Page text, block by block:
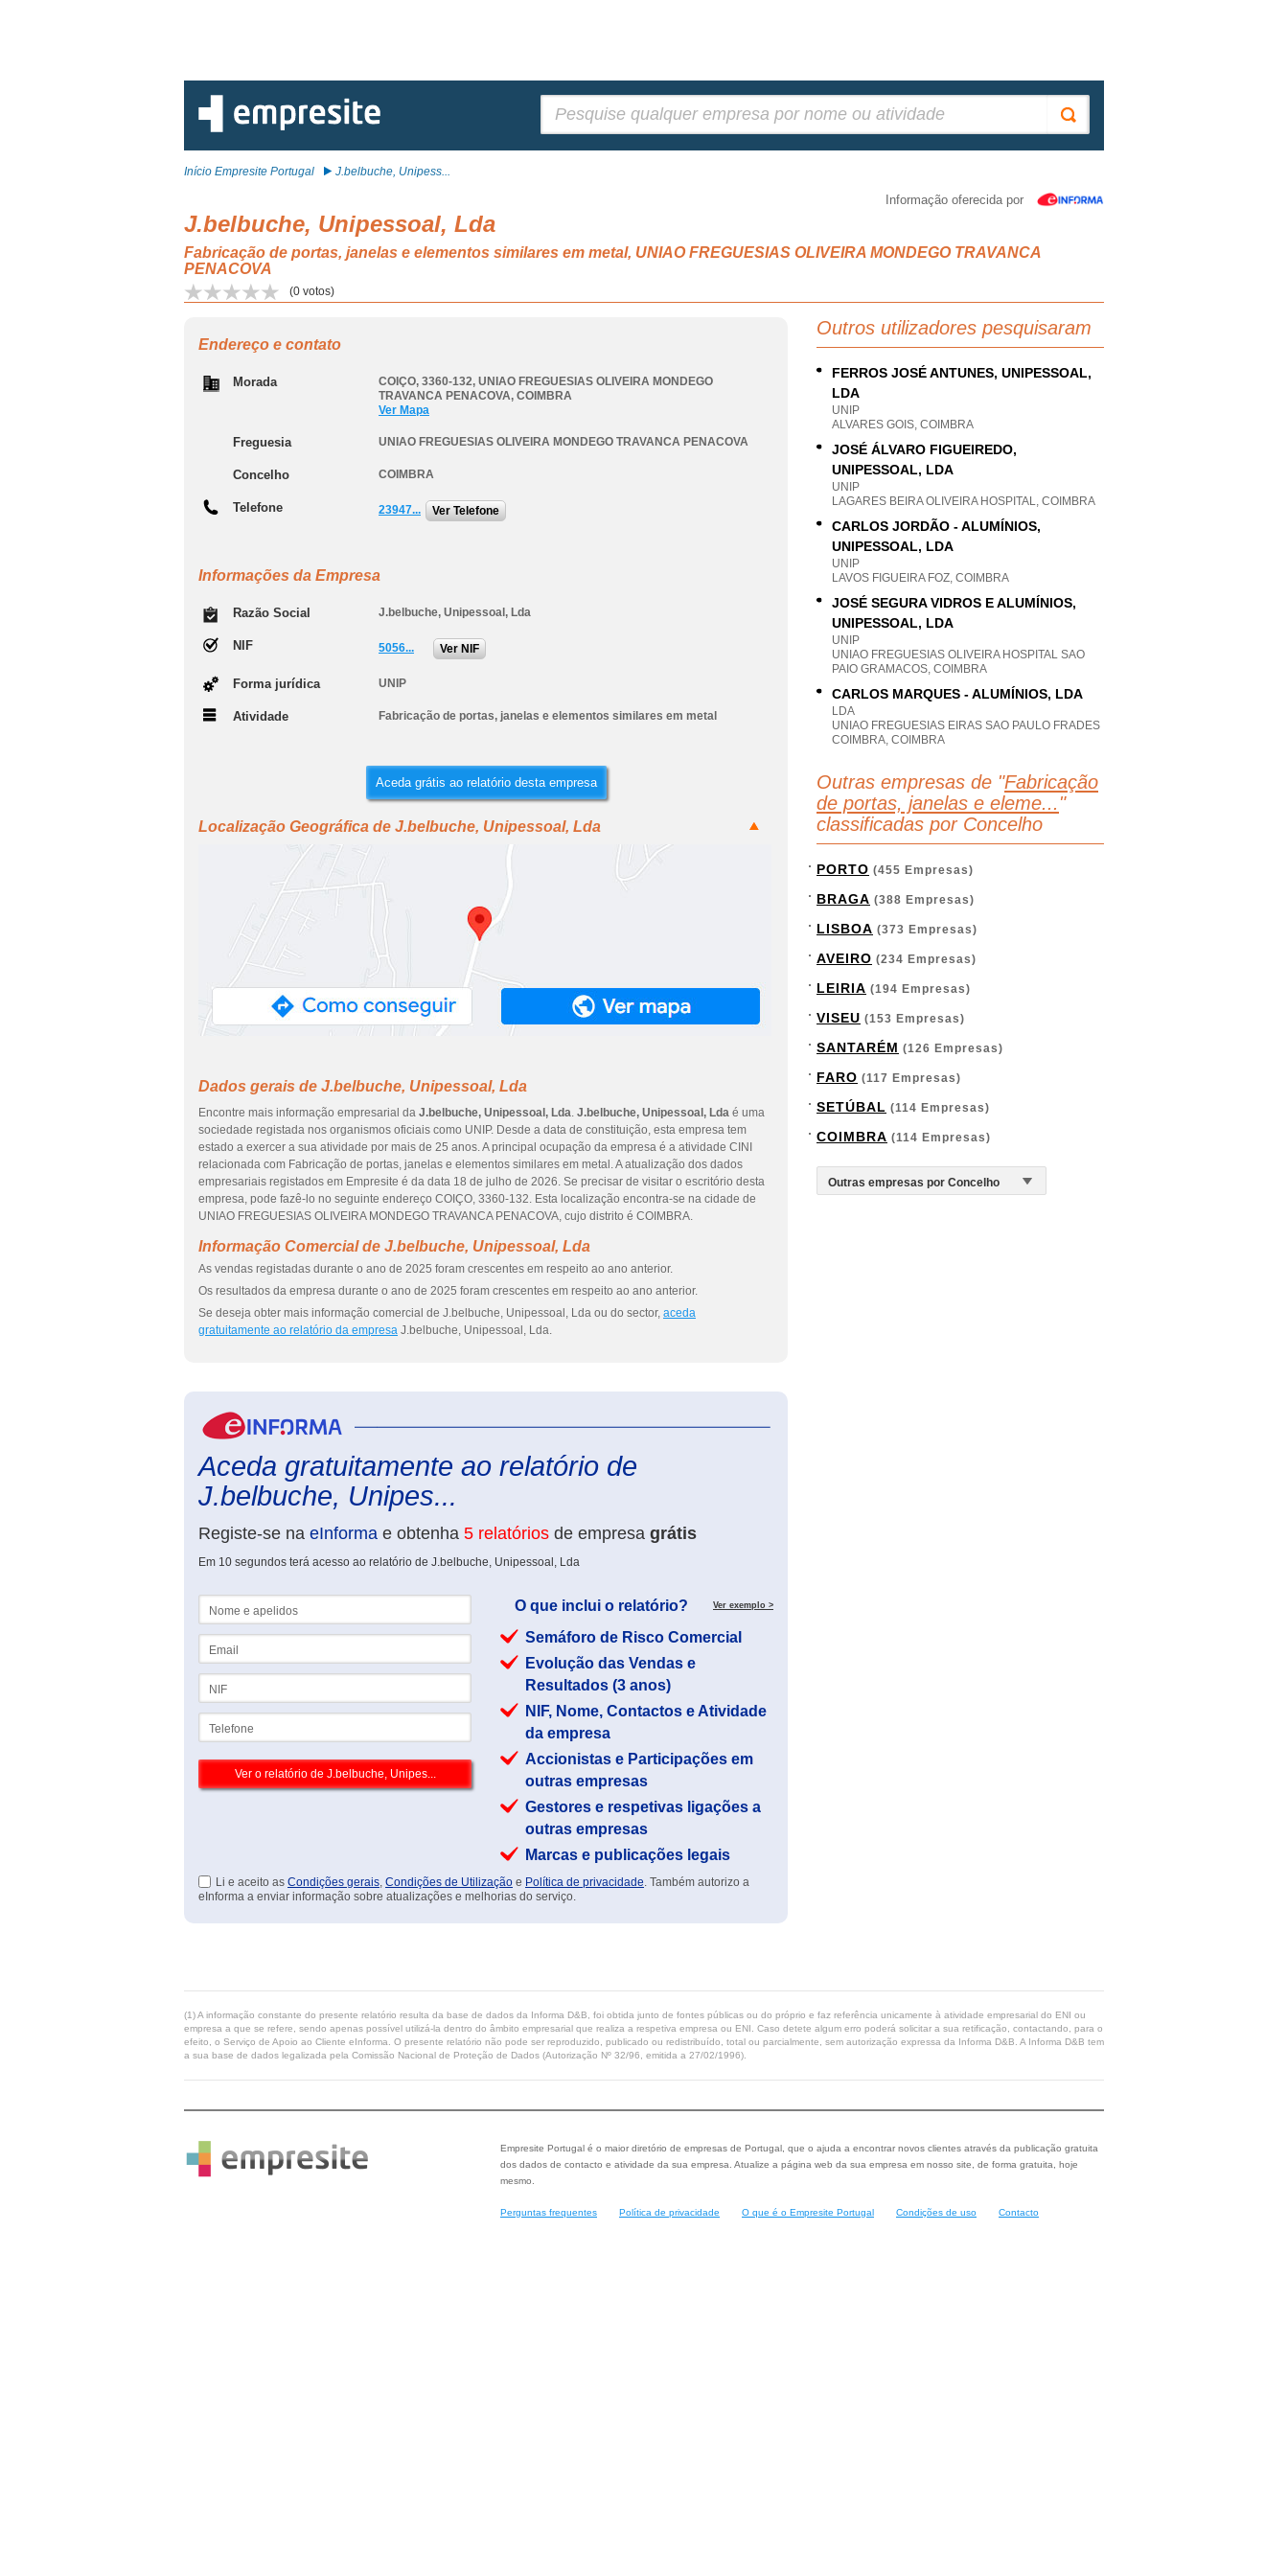
Início Empresite Portugal J.belbuche, Unipess...
Informação oferecida por
J.belbuche, Unipessoal, Lda
Fabricação de portas, janelas e elementos similares em metal, UNIAO FREGUESIAS OLIVEIRA MONDEGO TRAVANCA
PENACOVA
(0 votos)
Endereço e contato
Morada COIÇO, 3360-132, UNIAO FREGUESIAS OLIVEIRA MONDEGO
TRAVANCA PENACOVA, COIMBRA
Ver Mapa
Freguesia UNIAO FREGUESIAS OLIVEIRA MONDEGO TRAVANCA PENACOVA
Concelho COIMBRA
Telefone 23947... Ver Telefone
Informações da Empresa
Razão Social J.belbuche, Unipessoal, Lda
NIF 5056... Ver NIF
Forma jurídica UNIP
Atividade Fabricação de portas, janelas e elementos similares em metal
Aceda grátis ao relatório desta empresa
Localização Geográfica de J.belbuche, Unipessoal, Lda
Dados gerais de J.belbuche, Unipessoal, Lda
Encontre mais informação empresarial da J.belbuche, Unipessoal, Lda. J.belbuche, Unipessoal, Lda é uma
sociedade registada nos organismos oficiais como UNIP. Desde a data de constituição, esta empresa tem
estado a exercer a sua atividade por mais de 25 anos. A principal ocupação da empresa é a atividade CINI
relacionada com Fabricação de portas, janelas e elementos similares em metal. A atualização dos dados
empresariais registados em Empresite é da data 18 de julho de 2026. Se precisar de visitar o escritório desta
empresa, pode fazê-lo no seguinte endereço COIÇO, 3360-132. Esta localização encontra-se na cidade de
UNIAO FREGUESIAS OLIVEIRA MONDEGO TRAVANCA PENACOVA, cujo distrito é COIMBRA.
Informação Comercial de J.belbuche, Unipessoal, Lda
As vendas registadas durante o ano de 2025 foram crescentes em respeito ao ano anterior.
Os resultados da empresa durante o ano de 2025 foram crescentes em respeito ao ano anterior.
Se deseja obter mais informação comercial de J.belbuche, Unipessoal, Lda ou do sector, aceda
gratuitamente ao relatório da empresa J.belbuche, Unipessoal, Lda.
Aceda gratuitamente ao relatório de
J.belbuche, Unipes...
Registe-se na eInforma e obtenha 5 relatórios de empresa grátis
Em 10 segundos terá acesso ao relatório de J.belbuche, Unipessoal, Lda
O que inclui o relatório? Ver exemplo >
Semáforo de Risco Comercial
Evolução das Vendas e
Resultados (3 anos)
NIF, Nome, Contactos e Atividade
da empresa
Accionistas e Participações em
outras empresas
Gestores e respetivas ligações a
outras empresas
Marcas e publicações legais
Li e aceito as Condições gerais, Condições de Utilização e Política de privacidade. Também autorizo a
eInforma a enviar informação sobre atualizações e melhorias do serviço.
Outros utilizadores pesquisaram
FERROS JOSÉ ANTUNES, UNIPESSOAL,
LDA
UNIP
ALVARES GOIS, COIMBRA
JOSÉ ÁLVARO FIGUEIREDO,
UNIPESSOAL, LDA
UNIP
LAGARES BEIRA OLIVEIRA HOSPITAL, COIMBRA
CARLOS JORDÃO - ALUMÍNIOS,
UNIPESSOAL, LDA
UNIP
LAVOS FIGUEIRA FOZ, COIMBRA
JOSÉ SEGURA VIDROS E ALUMÍNIOS,
UNIPESSOAL, LDA
UNIP
UNIAO FREGUESIAS OLIVEIRA HOSPITAL SAO
PAIO GRAMACOS, COIMBRA
CARLOS MARQUES - ALUMÍNIOS, LDA
LDA
UNIAO FREGUESIAS EIRAS SAO PAULO FRADES
COIMBRA, COIMBRA
Outras empresas de "Fabricação
de portas, janelas e eleme... "
classificadas por Concelho
PORTO (455 Empresas)
BRAGA (388 Empresas)
LISBOA (373 Empresas)
AVEIRO (234 Empresas)
LEIRIA (194 Empresas)
VISEU (153 Empresas)
SANTARÉM (126 Empresas)
FARO (117 Empresas)
SETÚBAL (114 Empresas)
COIMBRA (114 Empresas)
(1) A informação constante do presente relatório resulta da base de dados da Informa D&B, foi obtida junto de fontes públicas ou do próprio e faz referência unicamente à atividade empresarial do ENI ou
empresa a que se refere, sendo apenas possível utilizá-la dentro do âmbito empresarial que realiza a respetiva empresa ou ENI. Caso detete algum erro poderá solicitar a sua retificação, contactando, para o
efeito, o Serviço de Apoio ao Cliente eInforma. O presente relatório não pode ser reproduzido, publicado ou redistribuído, total ou parcialmente, sem autorização expressa da Informa D&B. A Informa D&B tem
a sua base de dados legalizada pela Comissão Nacional de Proteção de Dados (Autorização Nº 32/96, emitida a 27/02/1996).
Empresite Portugal é o maior diretório de empresas de Portugal, que o ajuda a encontrar novos clientes através da publicação gratuita
dos dados de contacto e atividade da sua empresa. Atualize a página web da sua empresa em nosso site, de forma gratuita, hoje
mesmo.
Perguntas frequentes Política de privacidade O que é o Empresite Portugal Condições de uso Contacto